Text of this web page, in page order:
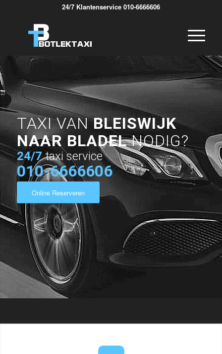
24/7 Klantenservice 010-6666606
TAXI VANBLEISWIJK
NAAR BLADELNODIG?
24/7 taxi service
010-6666606
Online Reserveren